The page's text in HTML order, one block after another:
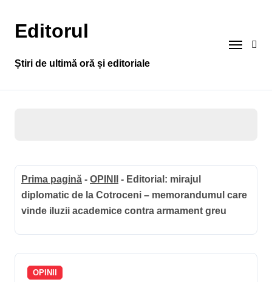
conținut
Editorul
Știri de ultimă oră și editoriale
Prima pagină - OPINII - Editorial: mirajul
diplomatic de la Cotroceni – memorandumul care
vinde iluzii academice contra armament greu
OPINII